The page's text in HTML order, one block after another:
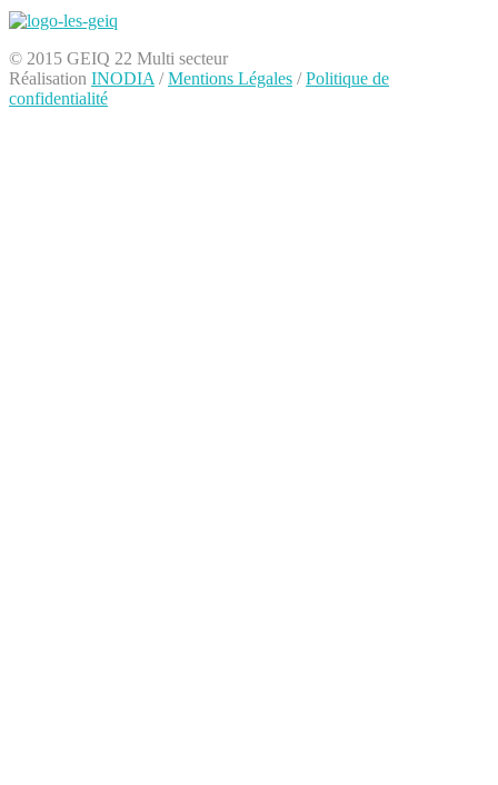
© 2015 GEIQ 22 Multi secteur
Réalisation INODIA /Mentions Légales /Politique de
confidentialité